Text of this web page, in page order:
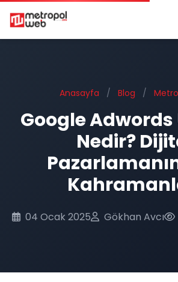
Ana içeriğe geç
Anasayfa / Blog /
Google Adwords
Nedir?
04 Ocak 2025 Gökhan Avcı